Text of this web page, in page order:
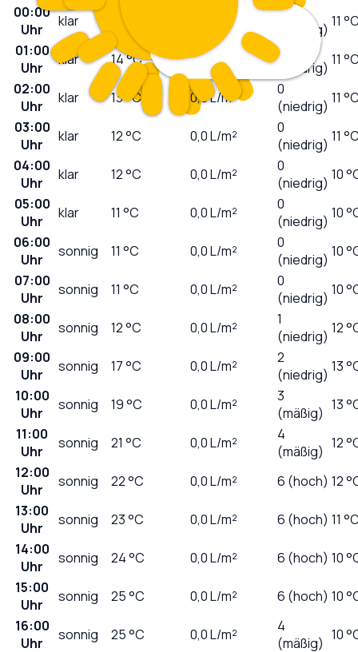
00:00
Uhr
klar 15°C L/m²
0
(niedrig) 11
01:00
Uhr
klar 14°C 0,0 L/m²
0
(niedrig) 11
02:00
Uhr
klar 13°C 0,0L/m²
0
(niedrig) 11
03:00
Uhr
klar 12°C 0,0L/m²
0
(niedrig) 11
04:00
Uhr
klar 12°C 0,0L/m²
0
(niedrig) 10
05:00
Uhr
klar 11 °C 0,0L/m²
0
(niedrig) 10
06:00
Uhr
sonnig 11 °C 0,0L/m²
0
(niedrig) 10
07:00
Uhr
sonnig 11 °C 0,0L/m²
0
(niedrig) 10
08:00
Uhr
sonnig 12°C 0,0L/m²
1
(niedrig) 12
09:00
Uhr
sonnig 17°C 0,0L/m²
2
(niedrig) 13
10:00
Uhr
sonnig 19°C 0,0L/m²
3
(mäßig) 13
11:00
Uhr
sonnig 21 °C 0,0L/m²
4
(mäßig) 12
12:00
Uhr
sonnig 22°C 0,0L/m² 6 (hoch) 12
13:00
Uhr
sonnig 23°C 0,0L/m² 6 (hoch) 11
14:00
Uhr
sonnig 24°C 0,0L/m² 6 (hoch) 10
15:00
Uhr
sonnig 25°C 0,0L/m² 6 (hoch) 10
16:00
Uhr
sonnig 25°C 0,0L/m²
4
(mäßig) 10